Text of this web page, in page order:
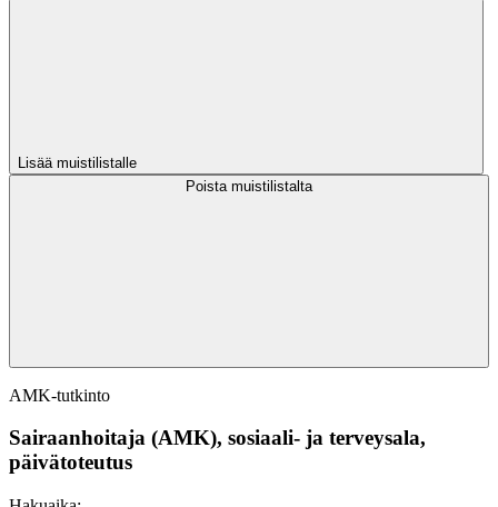
Lisää muistilistalle
Poista muistilistalta
AMK-tutkinto
Sairaanhoitaja (AMK), sosiaali- ja terveysala,
päivätoteutus